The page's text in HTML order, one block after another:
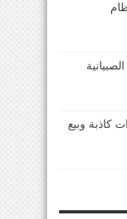
كاذبة وبيع